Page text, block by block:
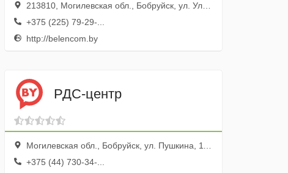
213810, Могилевская обл., Бобруйск, ул. Ульяновская, 31
+375 (225) 79-29-...
http://belencom.by
РДС-центр
Могилевская обл., Бобруйск, ул. Пушкина, 119а
+375 (44) 730-34-...